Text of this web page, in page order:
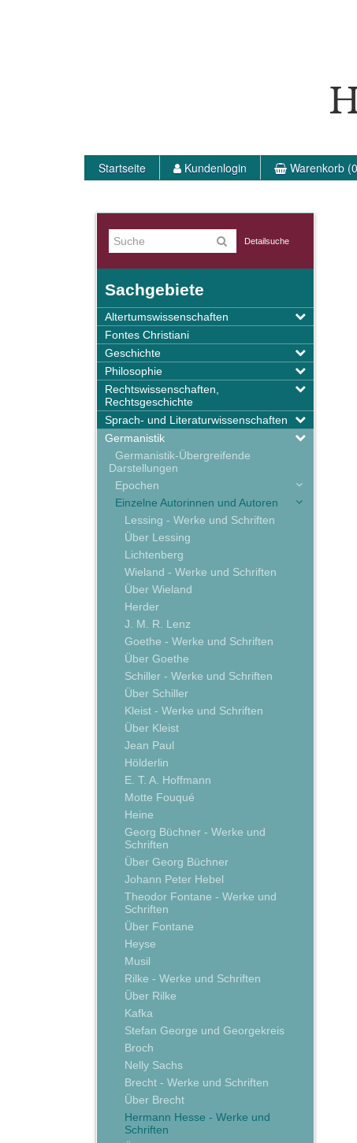
Startseite Kundenlogin Warenkorb
Detailsuche
Sachgebiete
Altertumswissenschaften
Fontes Christiani
Geschichte
Philosophie
Rechtswissenschaften,
Rechtsgeschichte
Sprach- und Literaturwissenschaften
Germanistik
Germanistik-Übergreifende
Darstellungen
Epochen
Einzelne Autorinnen und Autoren
Lessing - Werke und Schriften
Über Lessing
Lichtenberg
Wieland - Werke und Schriften
Über Wieland
Herder
J. M. R. Lenz
Goethe - Werke und Schriften
Über Goethe
Schiller - Werke und Schriften
Über Schiller
Kleist - Werke und Schriften
Über Kleist
Jean Paul
Hölderlin
E. T. A. Hoffmann
Motte Fouqué
Heine
Georg Büchner - Werke und
Schriften
Über Georg Büchner
Johann Peter Hebel
Theodor Fontane - Werke und
Schriften
Über Fontane
Heyse
Musil
Rilke - Werke und Schriften
Über Rilke
Kafka
Stefan George und Georgekreis
Broch
Nelly Sachs
Brecht - Werke und Schriften
Über Brecht
Hermann Hesse - Werke und
Schriften